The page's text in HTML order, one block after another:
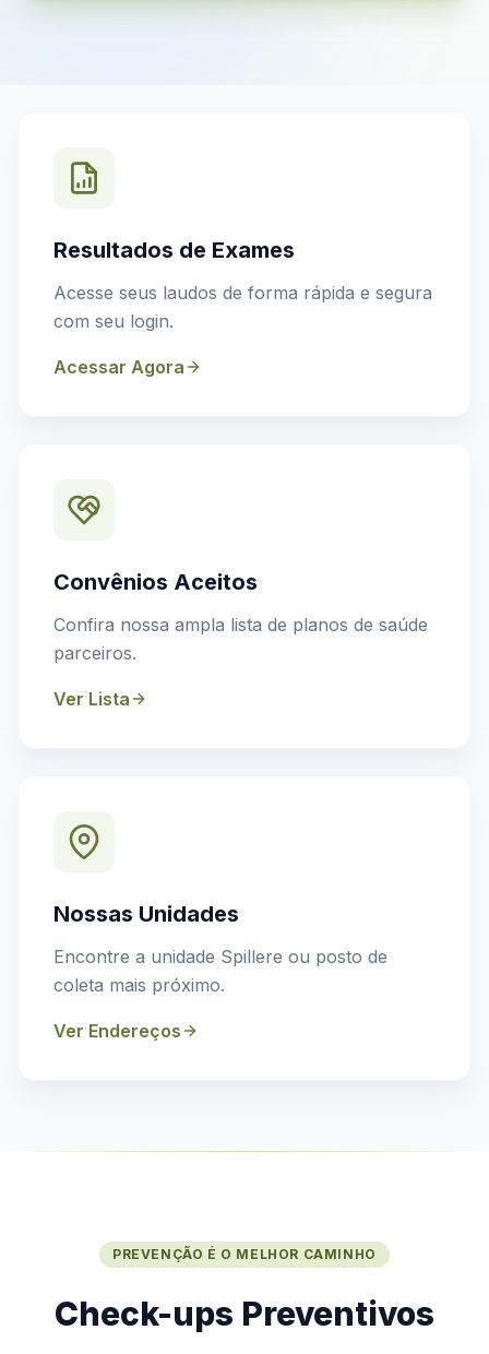
Resultados de Exames
Acesse seus laudos de forma rápida e segura
com seu login.
Acessar Agora
Convênios Aceitos
Confira nossa ampla lista de planos de saúde
parceiros.
Ver Lista
Nossas Unidades
Encontre a unidade Spillere ou posto de
coleta mais próximo.
Ver Endereços
PREVENÇÃO É O MELHOR CAMINHO
Check-ups Preventivos